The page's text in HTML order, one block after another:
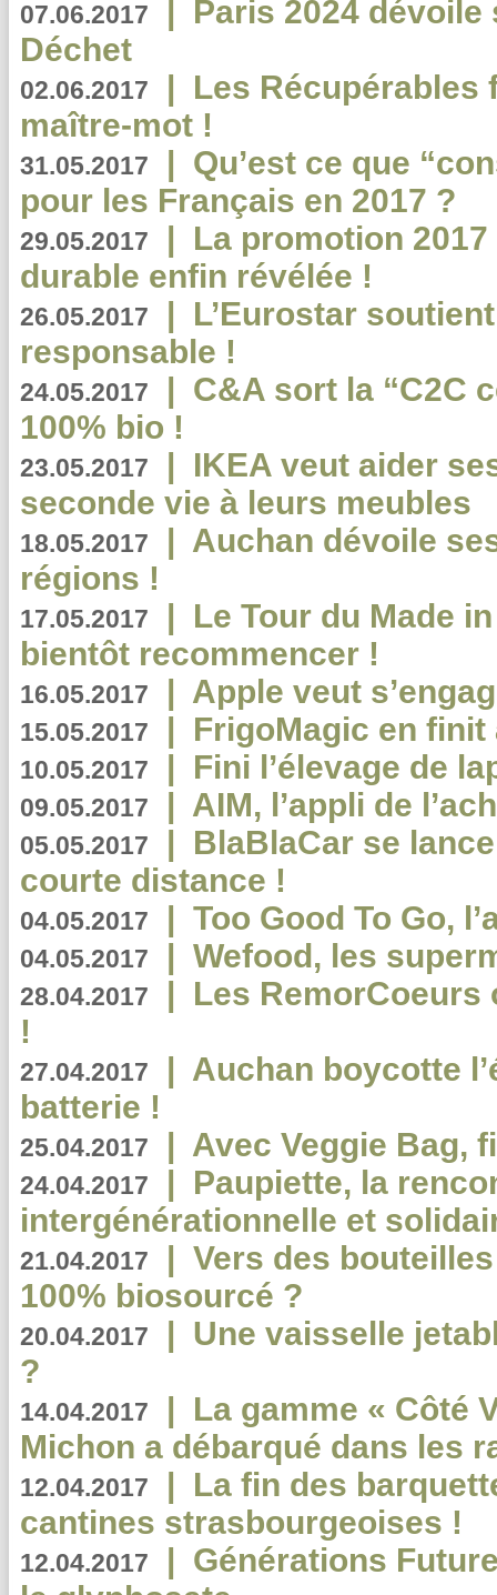
07.06.2017
Paris 2024
Déchet
02.06.2017 | Les Récupérables
maître-mot !
31.05.2017 | Qu’est ce que
pour les Français en 2017 ?
29.05.2017 | La promotion
durable enfin révélée !
26.05.2017 | L’Eurostar
responsable !
24.05.2017 | C&A sort la “C2C
100% bio !
23.05.2017 | IKEA veut aider
seconde vie à leurs meubles
18.05.2017 | Auchan dévoile
régions !
17.05.2017 | Le Tour du Made
bientôt recommencer !
16.05.2017 | Apple veut
15.05.2017 | FrigoMagic en
10.05.2017 | Fini l’élevage de
09.05.2017 | AIM, l’appli de
05.05.2017 | BlaBlaCar se
courte distance !
04.05.2017 | Too Good To Go,
04.05.2017 | Wefood, les
28.04.2017 | Les RemorCoeurs
!
27.04.2017 | Auchan boycotte
batterie !
25.04.2017 | Avec Veggie Bag,
24.04.2017 | Paupiette, la
intergénérationnelle et
21.04.2017 | Vers des
100% biosourcé ?
20.04.2017 | Une vaisselle
?
14.04.2017 | La gamme « Côté
Michon a débarqué dans les
12.04.2017 | La fin des
cantines strasbourgeoises !
12.04.2017 | Générations